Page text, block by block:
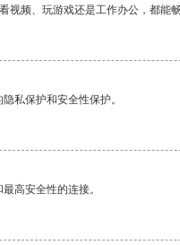
频、玩游戏还是工作办公，都能
私保护和安全性保护。
高安全性的连接。